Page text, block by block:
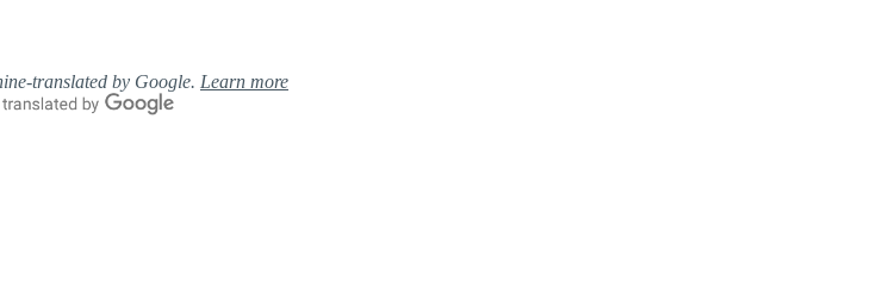
translated by Google. Learn more